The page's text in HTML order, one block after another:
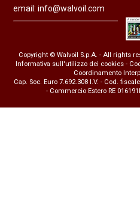
email:info@walvoil.com
Copyright © Walvoil S.p.A. - All rights
Informativa sull'utilizzo dei cookies-
Coordinamento
Cap. Soc. Euro 7.692.308 I.V. - Cod.
- Commercio Estero RE